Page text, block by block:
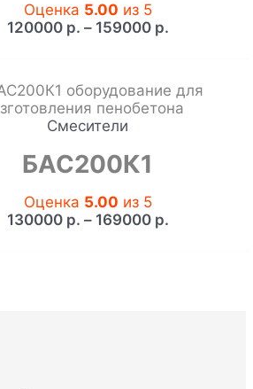
Оценка 5.00 из 5
120000 р. – 159000 р.
159000 р.
Смесители
БАС200К1
Оценка 5.00 из 5
130000 р. – 169000 р.